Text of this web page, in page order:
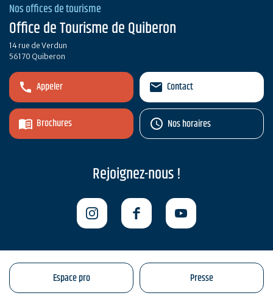
Nos offices de tourisme
Office de Tourisme de Quiberon
14 rue de Verdun
56170 Quiberon
Appeler
Brochures
Contact
Nos horaires
Rejoignez-nous !
Espace pro Presse